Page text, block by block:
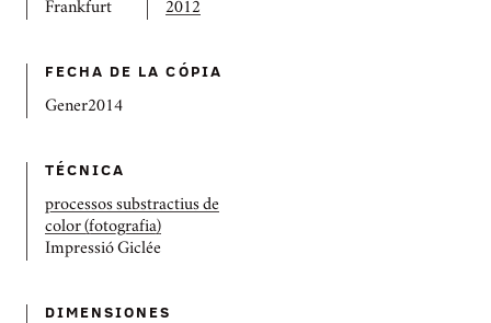
Frankfurt 2012
FECHA DE LA CÓPIA
Gener2014
TÉCNICA
processos substractius de
color (fotografia)
Impressió Giclée
DIMENSIONES